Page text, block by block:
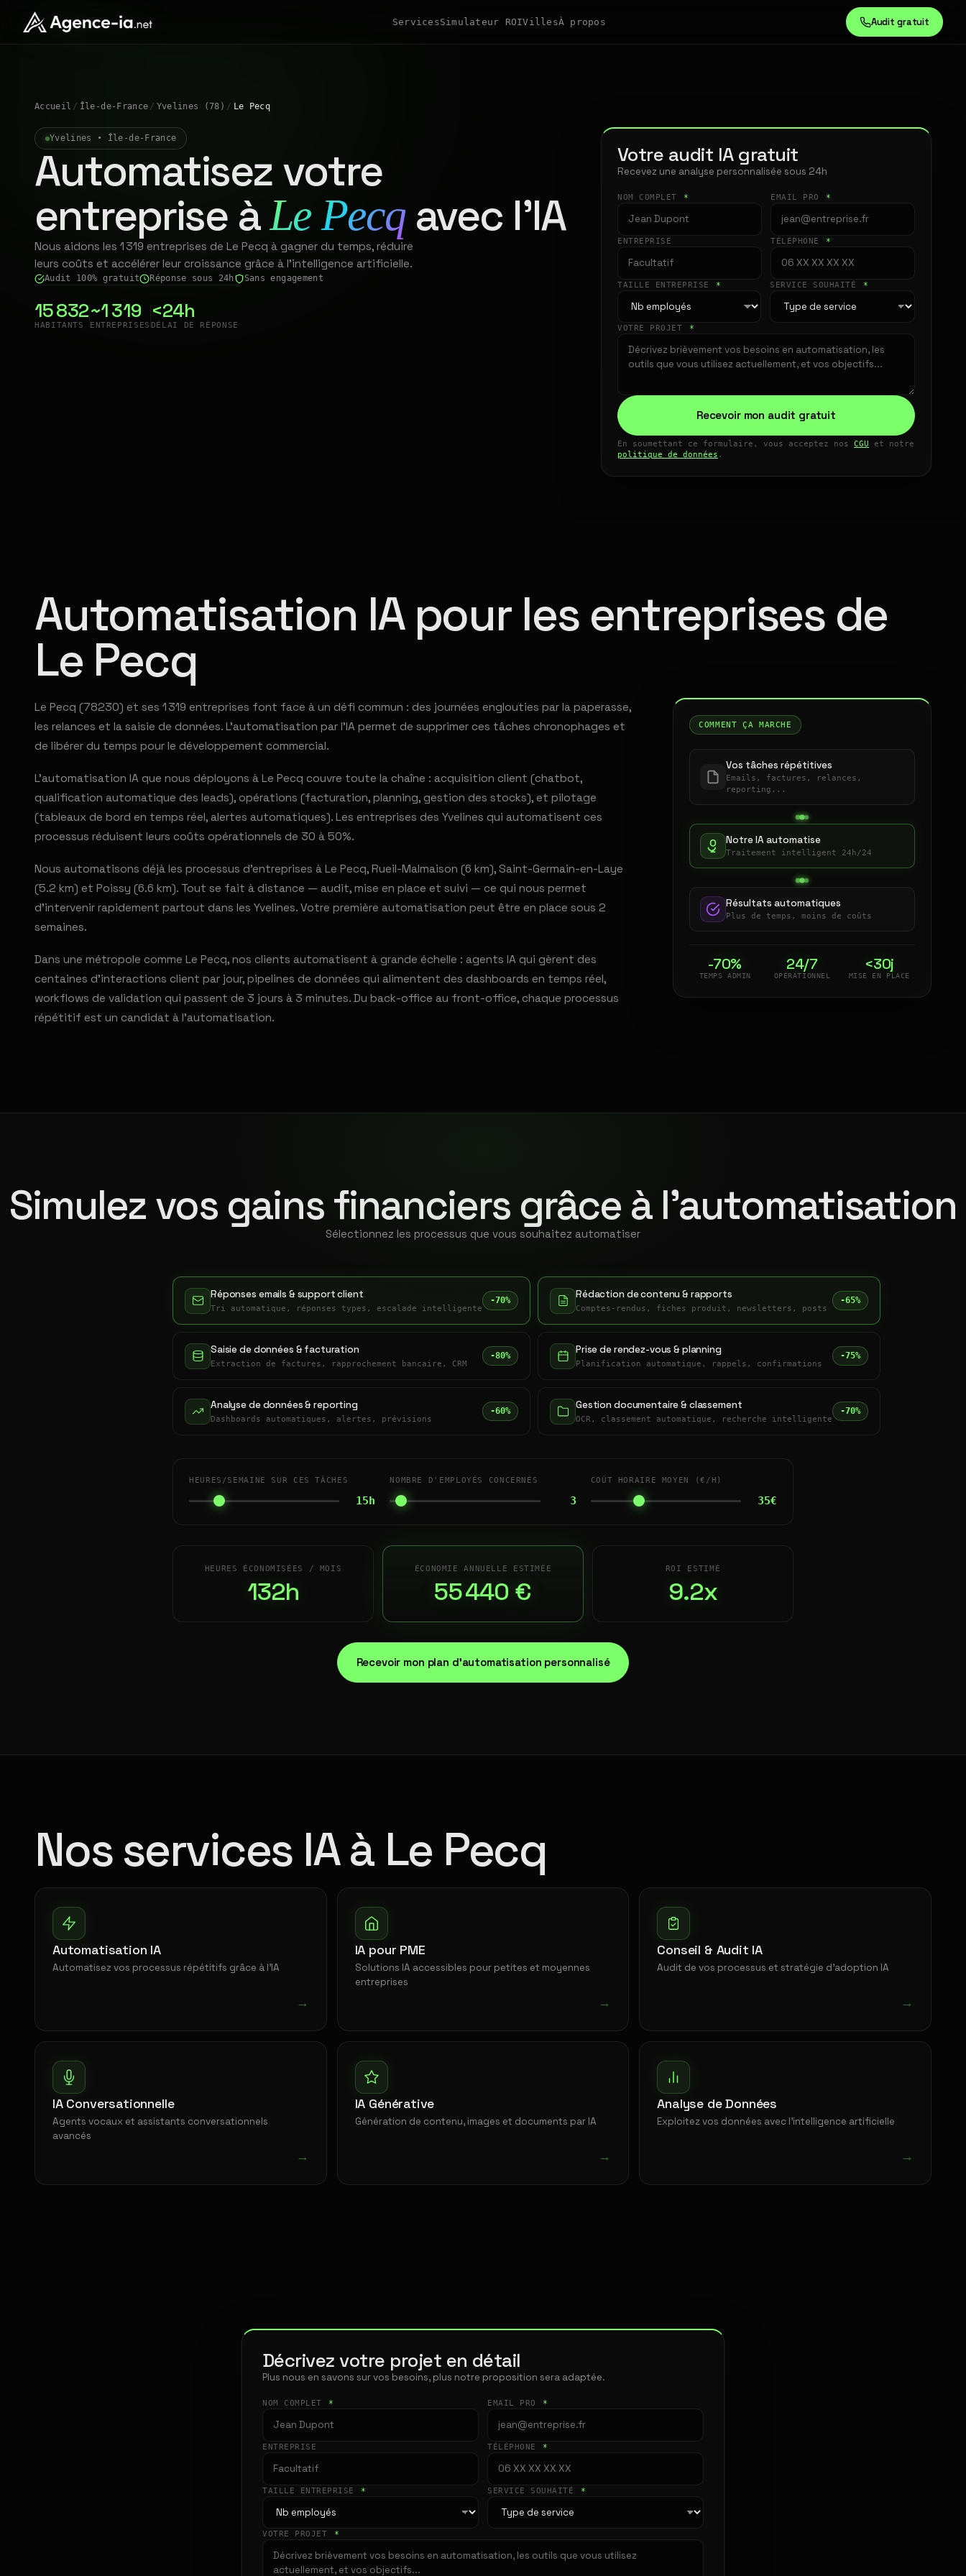
ServicesSimulateur ROIVillesÀ propos Audit gratuit
Accueil / Île-de-France / Yvelines (78) / Le Pecq
Yvelines • Île-de-France
Automatisez votre
entreprise àLe Pecqavec l'IA
Nous aidons les 1 319 entreprises de Le Pecq à gagner du temps, réduire
leurs coûts et accélérer leur croissance grâce à l'intelligence artificielle.
Audit 100% gratuit Réponse sous 24h Sans engagement
15 832
HABITANTS
~1 319
ENTREPRISES
<24h
DÉLAI DE RÉPONSE
Votre audit IA gratuit
Recevez une analyse personnalisée sous 24h
NOM COMPLET * EMAIL PRO *
ENTREPRISE TÉLÉPHONE *
TAILLE ENTREPRISE * SERVICE SOUHAITÉ *
VOTRE PROJET *
Recevoir mon audit gratuit
En soumettant ce formulaire, vous acceptez nos CGU et notre
politique de données .
Automatisation IA pour les entreprises de
Le Pecq
Le Pecq (78230) et ses 1 319 entreprises font face à un défi commun : des journées englouties par la paperasse,
les relances et la saisie de données. L'automatisation par l'IA permet de supprimer ces tâches chronophages et
de libérer du temps pour le développement commercial.
L'automatisation IA que nous déployons à Le Pecq couvre toute la chaîne : acquisition client (chatbot,
qualification automatique des leads), opérations (facturation, planning, gestion des stocks), et pilotage
(tableaux de bord en temps réel, alertes automatiques). Les entreprises des Yvelines qui automatisent ces
processus réduisent leurs coûts opérationnels de 30 à 50%.
Nous automatisons déjà les processus d'entreprises à Le Pecq, Rueil-Malmaison (6 km), Saint-Germain-en-Laye
(5.2 km) et Poissy (6.6 km). Tout se fait à distance — audit, mise en place et suivi — ce qui nous permet
d'intervenir rapidement partout dans les Yvelines. Votre première automatisation peut être en place sous 2
semaines.
Dans une métropole comme Le Pecq, nos clients automatisent à grande échelle : agents IA qui gèrent des
centaines d'interactions client par jour, pipelines de données qui alimentent des dashboards en temps réel,
workflows de validation qui passent de 3 jours à 3 minutes. Du back-office au front-office, chaque processus
répétitif est un candidat à l'automatisation.
COMMENT ÇA MARCHE
Vos tâches répétitives
Emails, factures, relances,
reporting...
Notre IA automatise
Traitement intelligent 24h/24
Résultats automatiques
Plus de temps, moins de coûts
-70%
TEMPS ADMIN
24/7
OPÉRATIONNEL
<30j
MISE EN PLACE
Simulez vos gains financiers grâce à l'automatisation
Sélectionnez les processus que vous souhaitez automatiser
Réponses emails & support client
Tri automatique, réponses types, escalade intelligente
-70% Rédaction de contenu & rapports
Comptes-rendus, fiches produit, newsletters, posts
-65%
Saisie de données & facturation
Extraction de factures, rapprochement bancaire, CRM
-80% Prise de rendez-vous & planning
Planification automatique, rappels, confirmations
-75%
Analyse de données & reporting
Dashboards automatiques, alertes, prévisions
-60% Gestion documentaire & classement
OCR, classement automatique, recherche intelligente
-70%
HEURES/SEMAINE SUR CES TÂCHES
15h
NOMBRE D'EMPLOYÉS CONCERNÉS
3
COÛT HORAIRE MOYEN (€/H)
35€
HEURES ÉCONOMISÉES / MOIS
132h
ÉCONOMIE ANNUELLE ESTIMÉE
55 440 €
ROI ESTIMÉ
9.2x
Recevoir mon plan d'automatisation personnalisé
Nos services IA à Le Pecq
Automatisation IA
Automatisez vos processus répétitifs grâce à l'IA
→
IA pour PME
Solutions IA accessibles pour petites et moyennes
entreprises
→
Conseil & Audit IA
Audit de vos processus et stratégie d'adoption IA
→
IA Conversationnelle
Agents vocaux et assistants conversationnels
avancés
→
IA Générative
Génération de contenu, images et documents par IA
→
Analyse de Données
Exploitez vos données avec l'intelligence artificielle
→
Décrivez votre projet en détail
Plus nous en savons sur vos besoins, plus notre proposition sera adaptée.
NOM COMPLET * EMAIL PRO *
ENTREPRISE TÉLÉPHONE *
TAILLE ENTREPRISE * SERVICE SOUHAITÉ *
VOTRE PROJET *